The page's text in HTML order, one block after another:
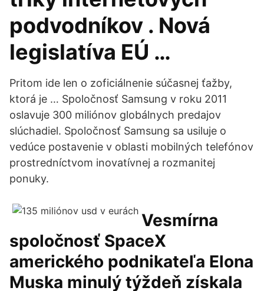
podvodníkov . Nová
legislatíva EÚ …
Pritom ide len o zoficiálnenie súčasnej ťažby,
ktorá je … Spoločnosť Samsung v roku 2011
oslavuje 300 miliónov globálnych predajov
slúchadiel. Spoločnosť Samsung sa usiluje o
vedúce postavenie v oblasti mobilných telefónov
prostredníctvom inovatívnej a rozmanitej
ponuky.
Vesmírna
spoločnosť SpaceX
amerického podnikateľa Elona
Muska minulý týždeň získala